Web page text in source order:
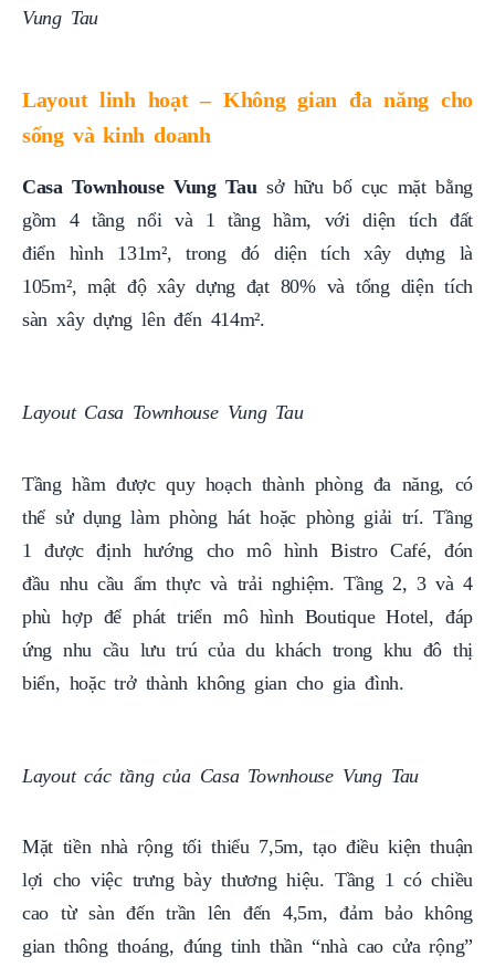
Vung Tau
Layout linh hoạt – Không gian đa năng cho
sống và kinh doanh
Casa Townhouse Vung Tau sở hữu bố cục mặt bằng
gồm 4 tầng nổi và 1 tầng hầm, với diện tích đất
điển hình 131m², trong đó diện tích xây dựng là
105m², mật độ xây dựng đạt 80% và tổng diện tích
sàn xây dựng lên đến 414m².
Layout Casa Townhouse Vung Tau
Tầng hầm được quy hoạch thành phòng đa năng, có
thể sử dụng làm phòng hát hoặc phòng giải trí. Tầng
1 được định hướng cho mô hình Bistro Café, đón
đầu nhu cầu ẩm thực và trải nghiệm. Tầng 2, 3 và 4
phù hợp để phát triển mô hình Boutique Hotel, đáp
ứng nhu cầu lưu trú của du khách trong khu đô thị
biển, hoặc trở thành không gian cho gia đình.
Layout các tầng của Casa Townhouse Vung Tau
Mặt tiền nhà rộng tối thiểu 7,5m, tạo điều kiện thuận
lợi cho việc trưng bày thương hiệu. Tầng 1 có chiều
cao từ sàn đến trần lên đến 4,5m, đảm bảo không
gian thông thoáng, đúng tinh thần “nhà cao cửa rộng”